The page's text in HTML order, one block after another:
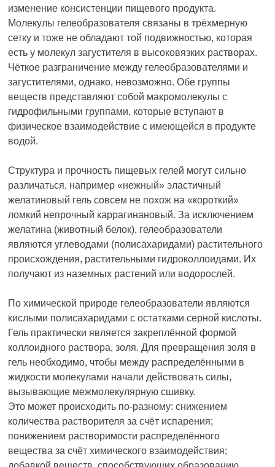
изменение консистенции пищевого продукта.
Молекулы гелеобразователя связаны в трёхмерную
сетку и тоже не обладают той подвижностью, которая
есть у молекул загустителя в высоковязких растворах.
Чёткое разграничение между гелеобразователями и
загустителями, однако, невозможно. Обе группы
веществ представляют собой макромолекулы с
гидрофильными группами, которые вступают в
физическое взаимодействие с имеющейся в продукте
водой.
Структура и прочность пищевых гелей могут сильно
различаться, например «нежный» эластичный
желатиновый гель совсем не похож на «короткий»
ломкий непрочный каррагинановый. За исключением
желатина (животный белок), гелеобразователи
являются углеводами (полисахаридами) растительного
происхождения, растительными гидроколлоидами. Их
получают из наземных растений или водорослей.
По химической природе гелеобразователи являются
кислыми полисахаридами с остатками серной кислоты.
Гель практически является закреплённой формой
коллоидного раствора, золя. Для превращения золя в
гель необходимо, чтобы между распределёнными в
жидкости молекулами начали действовать силы,
вызывающие межмолекулярную сшивку.
Это может происходить по-разному: снижением
количества растворителя за счёт испарения;
понижением растворимости распределённого
вещества за счёт химического взаимодействия;